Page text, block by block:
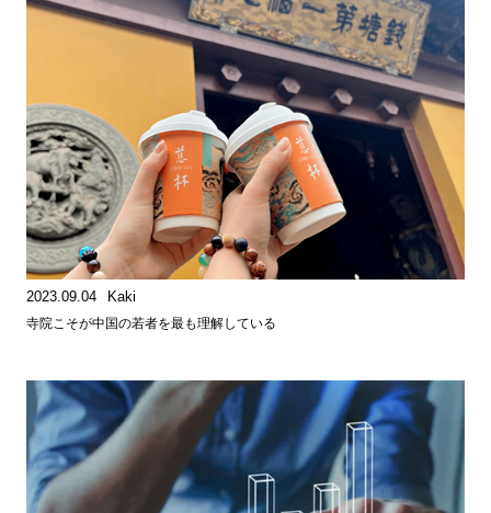
2023.09.04 Kaki
寺院こそが中国の若者を最も理解している